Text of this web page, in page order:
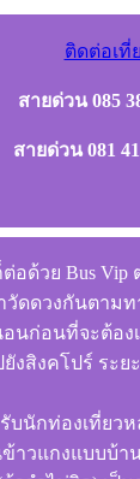
ติดต่อเที่
สายด่วน 085
สายด่วน 081
ด้วย Bus Vip
ดดวงกันตามท
นก่อนที่จะต้อง
งสิงคโปร์ ระย
บนักท่องเที่ยว
วแกงแบบบ้า